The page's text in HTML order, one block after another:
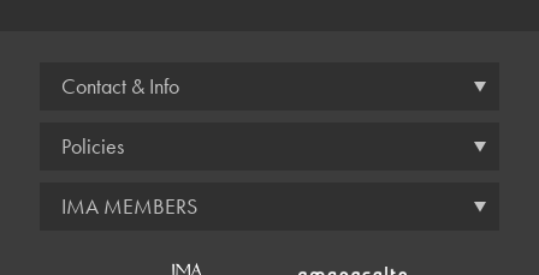
Contact & Info
Policies
IMA MEMBERS